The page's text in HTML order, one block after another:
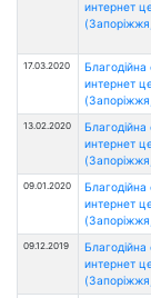
интернет
17.03.2020
интернет
13.02.2020
интернет
09.01.2020
интернет
09.12.2019
интернет